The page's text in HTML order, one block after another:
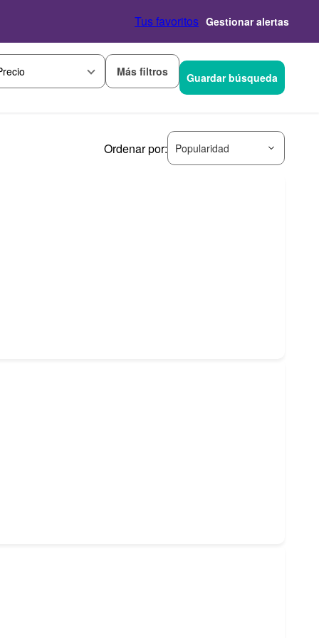
Tus favoritos Gestionar alertas
Más filtros Guardar búsqueda
Ordenar por: Popularidad